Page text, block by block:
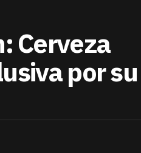
Cerveza
por su